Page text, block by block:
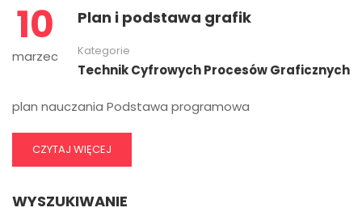
10
marzec
Plan i podstawa grafik
Kategorie
Technik Cyfrowych Procesów Graficznych
plan nauczania Podstawa programowa
CZYTAJ WIĘCEJ
WYSZUKIWANIE